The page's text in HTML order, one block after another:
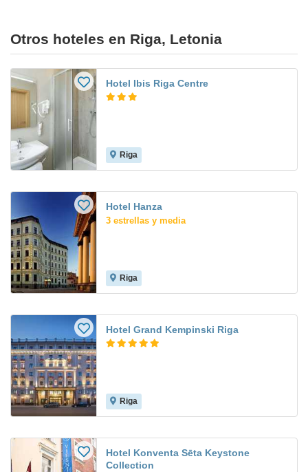
Otros hoteles en Riga, Letonia
Hotel Ibis Riga Centre
Riga
Hotel Hanza
3 estrellas y media
Riga
Hotel Grand Kempinski Riga
Riga
Hotel Konventa Sēta Keystone
Collection